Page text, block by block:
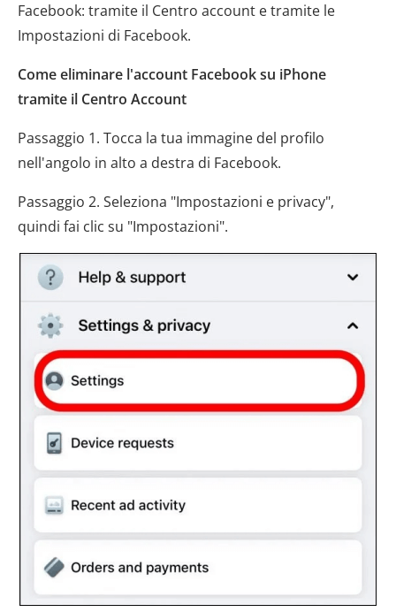
Facebook: tramite il Centro account e tramite le
Impostazioni di Facebook.
Come eliminare l'account Facebook su iPhone
tramite il Centro Account
Passaggio 1. Tocca la tua immagine del profilo
nell'angolo in alto a destra di Facebook.
Passaggio 2. Seleziona "Impostazioni e privacy",
quindi fai clic su "Impostazioni".